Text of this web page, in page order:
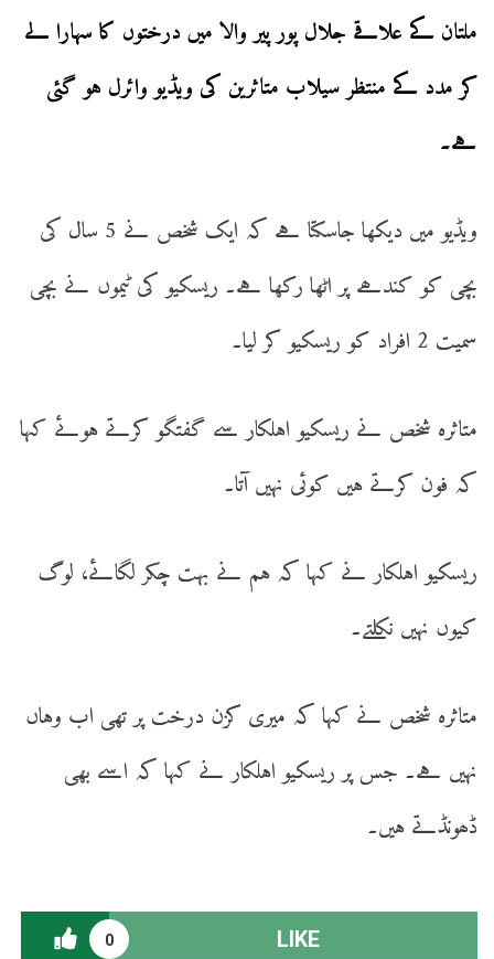
ملتان کے علاقے جلال پور پیر والا میں درختوں کا سہارا لے
کر مدد کے منتظر سیلاب متاثرین کی ویڈیو وائرل ہو گئی
ہے۔
ویڈیو میں دیکھا جاسکتا ہے کہ ایک شخص نے 5 سال کی
بچی کو کندھے پر اٹھا رکھا ہے۔ ریسکیو کی ٹیموں نے بچی
سمیت 2 افراد کو ریسکیو کر لیا۔
متاثرہ شخص نے ریسکیو اہلکار سے گفتگو کرتے ہوئے کہا
کہ فون کرتے ہیں کوئی نہیں آتا۔
ریسکیو اہلکار نے کہا کہ ہم نے بہت چکر لگائے، لوگ
کیوں نہیں نکلتے۔
متاثرہ شخص نے کہا کہ میری کزن درخت پر تھی اب وہاں
نہیں ہے۔ جس پر ریسکیو اہلکار نے کہا کہ اسے بھی
ڈھونڈتے ہیں۔
0 LIKE